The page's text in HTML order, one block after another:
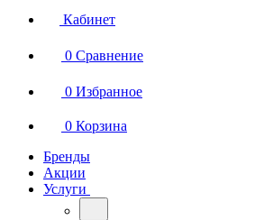
Кабинет
0 Сравнение
0 Избранное
0 Корзина
Бренды
Акции
Услуги